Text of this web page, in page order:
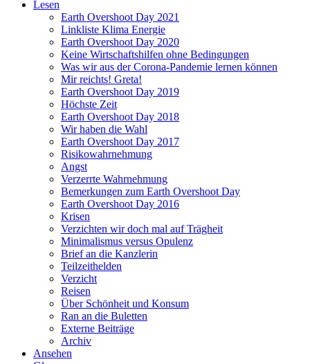
Lesen
Earth Overshoot Day 2021
Linkliste Klima Energie
Earth Overshoot Day 2020
Keine Wirtschaftshilfen ohne Bedingungen
Was wir aus der Corona-Pandemie lernen können
Mir reichts! Greta!
Earth Overshoot Day 2019
Höchste Zeit
Earth Overshoot Day 2018
Wir haben die Wahl
Earth Overshoot Day 2017
Risikowahrnehmung
Angst
Verzerrte Wahrnehmung
Bemerkungen zum Earth Overshoot Day
Earth Overshoot Day 2016
Krisen
Verzichten wir doch mal auf Trägheit
Minimalismus versus Opulenz
Brief an die Kanzlerin
Teilzeithelden
Verzicht
Reisen
Über Schönheit und Konsum
Ran an die Buletten
Externe Beiträge
Archiv
Ansehen